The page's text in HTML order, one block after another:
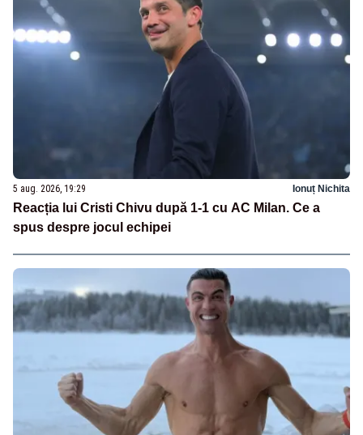
5 aug. 2026, 19:29 Ionuț Nichita
Reacția lui Cristi Chivu după 1-1 cu AC Milan. Ce a
spus despre jocul echipei